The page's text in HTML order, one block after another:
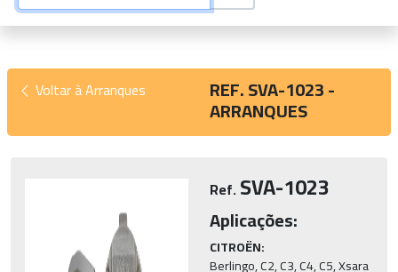
Voltar à Arranques REF. SVA-1023 -
ARRANQUES
Ref.SVA-1023
Aplicações:
CITROËN: